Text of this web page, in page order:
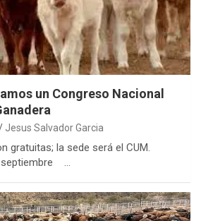
un Congreso Nacional
Jesus Salvador Garcia
gratuitas; la sede será el CUM.
septiembre …